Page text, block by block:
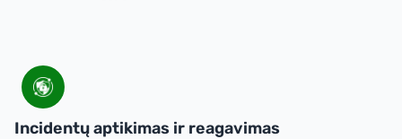
Incidentų aptikimas ir reagavimas